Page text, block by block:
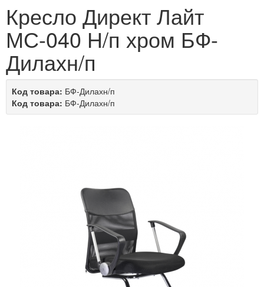
Кресло Директ Лайт
МС-040 Н/п хром БФ-
Дилахн/п
Код товара: БФ-Дилахн/п
Код товара: БФ-Дилахн/п